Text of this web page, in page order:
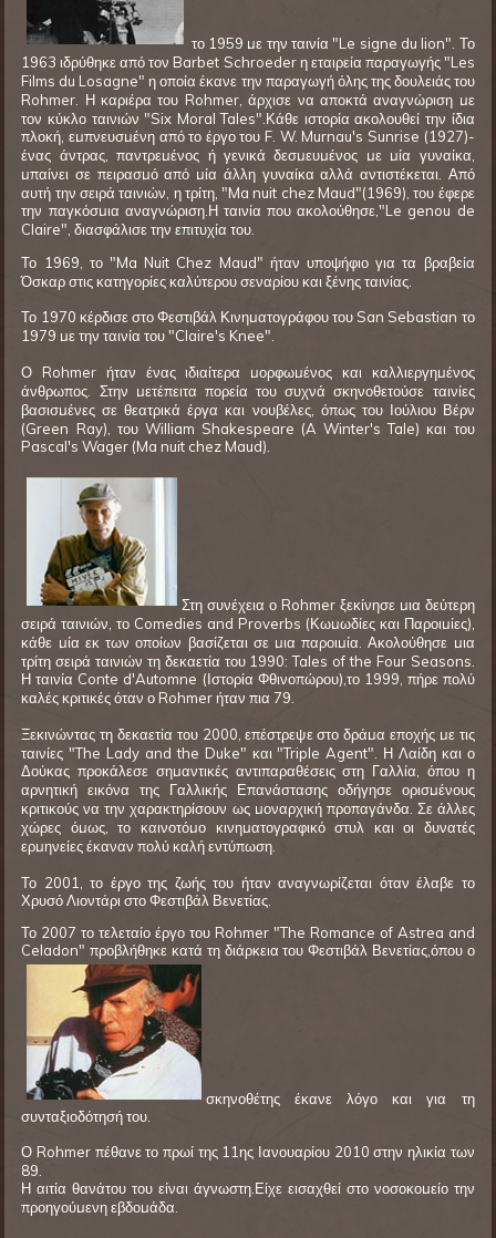
το 1959 με την ταινία "Le signe du lion". Το
1963 ιδρύθηκε από τον Barbet Schroeder η εταιρεία παραγωγής "Les
Films du Losagne" η οποία έκανε την παραγωγή όλης της δουλειάς του
Rohmer. Η καριέρα του Rohmer, άρχισε να αποκτά αναγνώριση με
τον κύκλο ταινιών "Six Moral Tales".Κάθε ιστορία ακολουθεί την ίδια
πλοκή, εμπνευσμένη από το έργο του F. W. Murnau's Sunrise (1927)-
ένας άντρας, παντρεμένος ή γενικά δεσμευμένος με μία γυναίκα,
μπαίνει σε πειρασμό από μία άλλη γυναίκα αλλά αντιστέκεται. Από
αυτή την σειρά ταινιών, η τρίτη, "Ma nuit chez Maud"(1969), του έφερε
την παγκόσμια αναγνώριση.Η ταινία που ακολούθησε,"Le genou de
Claire", διασφάλισε την επιτυχία του.
Το 1969, το "Ma Nuit Chez Maud" ήταν υποψήφιο για τα βραβεία
Όσκαρ στις κατηγορίες καλύτερου σεναρίου και ξένης ταινίας.
Το 1970 κέρδισε στο Φεστιβάλ Κινηματογράφου του San Sebastian το
1979 με την ταινία του "Claire's Knee".
Ο Rohmer ήταν ένας ιδιαίτερα μορφωμένος και καλλιεργημένος
άνθρωπος. Στην μετέπειτα πορεία του συχνά σκηνοθετούσε ταινίες
βασισμένες σε θεατρικά έργα και νουβέλες, όπως του Ιούλιου Βέρν
(Green Ray), του William Shakespeare (A Winter's Tale) και του
Pascal's Wager (Ma nuit chez Maud).
Στη συνέχεια ο Rohmer ξεκίνησε μια δεύτερη
σειρά ταινιών, το Comedies and Proverbs (Κωμωδίες και Παροιμίες),
κάθε μία εκ των οποίων βασίζεται σε μια παροιμία. Ακολούθησε μια
τρίτη σειρά ταινιών τη δεκαετία του 1990: Tales of the Four Seasons.
Η ταινία Conte d'Automne (Ιστορία Φθινοπώρου),το 1999, πήρε πολύ
καλές κριτικές όταν ο Rohmer ήταν πια 79.
Ξεκινώντας τη δεκαετία του 2000, επέστρεψε στο δράμα εποχής με τις
ταινίες "The Lady and the Duke" και "Triple Agent". Η Λαίδη και ο
Δούκας προκάλεσε σημαντικές αντιπαραθέσεις στη Γαλλία, όπου η
αρνητική εικόνα της Γαλλικής Επανάστασης οδήγησε ορισμένους
κριτικούς να την χαρακτηρίσουν ως μοναρχική προπαγάνδα. Σε άλλες
χώρες όμως, το καινοτόμο κινηματογραφικό στυλ και οι δυνατές
ερμηνείες έκαναν πολύ καλή εντύπωση.
Το 2001, το έργο της ζωής του ήταν αναγνωρίζεται όταν έλαβε το
Χρυσό Λιοντάρι στο Φεστιβάλ Βενετίας.
Το 2007 το τελεταίο έργο του Rohmer "The Romance of Astrea and
Celadon" προβλήθηκε κατά τη διάρκεια του Φεστιβάλ Βενετίας,όπου ο
σκηνοθέτης έκανε λόγο και για τη
συνταξιοδότησή του.
Ο Rohmer πέθανε το πρωί της 11ης Ιανουαρίου 2010 στην ηλικία των
89.
Η αιτία θανάτου του είναι άγνωστη.Είχε εισαχθεί στο νοσοκομείο την
προηγούμενη εβδομάδα.